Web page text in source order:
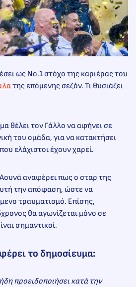
ως Νο.1 στόχο της καριέρας του
της επόμενης σεζόν. Τι θυσιάζει
θέλει τον Γάλλο να αφήνει σε
του ομάδα, για να κατακτήσει
ελάχιστοι έχουν χαρεί.
αναφέρει πως ο σταρ της
την απόφαση, ώστε να
τραυματισμό. Επίσης,
θα αγωνίζεται μόνο σε
σημαντικοί.
το δημοσίευμα:
προειδοποιήσει κατά την